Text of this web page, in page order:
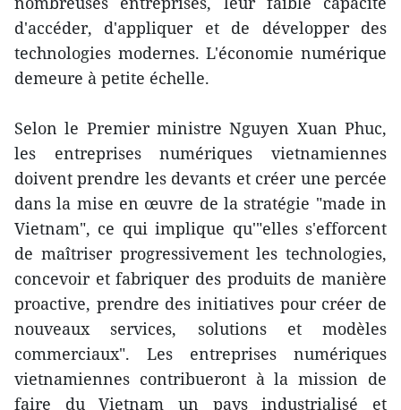
d'accéder, d'appliquer et de développer des
technologies modernes. L'économie numérique
demeure à petite échelle.
Selon le Premier ministre Nguyen Xuan Phuc,
les entreprises numériques vietnamiennes
doivent prendre les devants et créer une percée
dans la mise en œuvre de la stratégie "made in
Vietnam", ce qui implique qu'"elles s'efforcent
de maîtriser progressivement les technologies,
concevoir et fabriquer des produits de manière
proactive, prendre des initiatives pour créer de
nouveaux services, solutions et modèles
commerciaux". Les entreprises numériques
vietnamiennes contribueront à la mission de
faire du Vietnam un pays industrialisé et